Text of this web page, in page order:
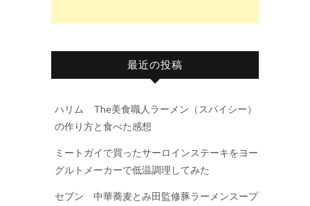
最近の投稿
ハリム The美食職人ラーメン（スパイシー）
の作り方と食べた感想
ミートガイで買ったサーロインステーキをヨー
グルトメーカーで低温調理してみた
セブン 中華蕎麦とみ田監修豚ラーメンスープ